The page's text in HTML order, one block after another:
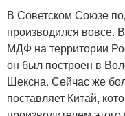
В Советском Союзе
производился вовсе.
МДФ на территории
он был построен в
Шексна. Сейчас же
поставляет Китай,